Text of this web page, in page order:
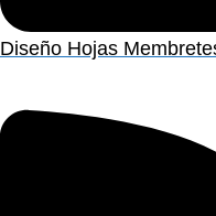
Diseño Hojas